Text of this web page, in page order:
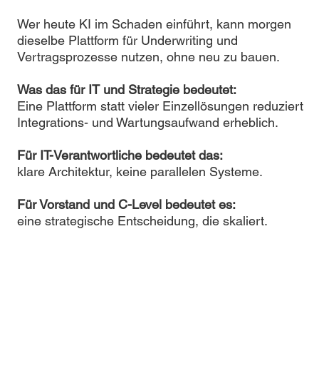
Wer heute KI im Schaden einführt, kann morgen
dieselbe Plattform für Underwriting und
Vertragsprozesse nutzen, ohne neu zu bauen.
Was das für IT und Strategie bedeutet:
Eine Plattform statt vieler Einzellösungen reduziert
Integrations- und Wartungsaufwand erheblich.
Für IT-Verantwortliche bedeutet das:
klare Architektur, keine parallelen Systeme.
Für Vorstand und C-Level bedeutet es:
eine strategische Entscheidung, die skaliert.